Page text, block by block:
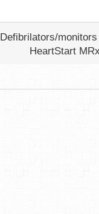
Defibrilators/
HeartStart MRx